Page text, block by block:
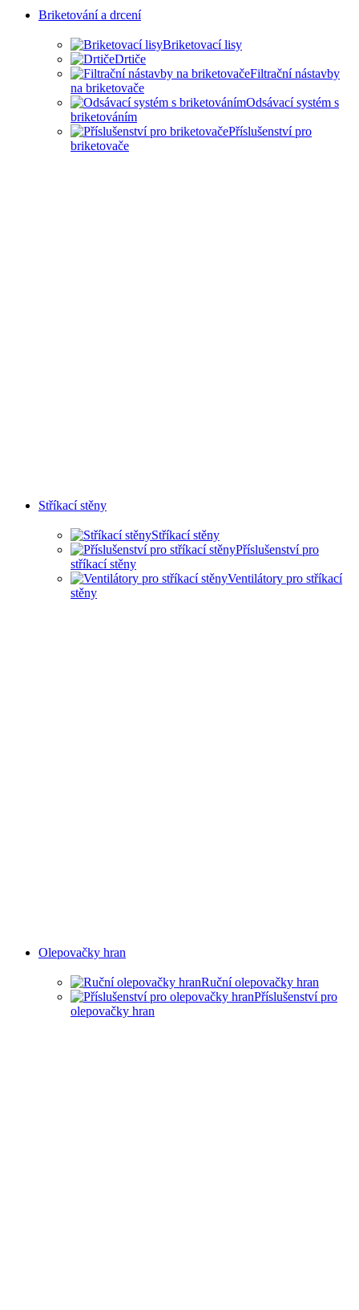
Briketování a drcení
Briketovací lisy
Drtiče
Filtrační nástavby
na briketovače
Odsávací systém s
briketováním
Příslušenství pro
briketovače
Stříkací stěny
Stříkací stěny
Příslušenství pro
stříkací stěny
Ventilátory pro stříkací
stěny
Olepovačky hran
Ruční olepovačky hran
Příslušenství pro
olepovačky hran